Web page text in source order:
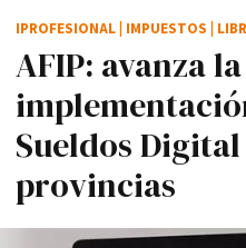
AFIP: avanza la
Sueldos
provincias
IPROFESIONAL IMPUESTOS